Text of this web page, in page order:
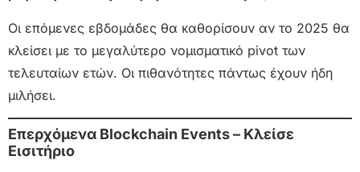
Οι επόμενες εβδομάδες θα καθορίσουν αν το 2025 θα
κλείσει με το μεγαλύτερο νομισματικό pivot των
τελευταίων ετών. Οι πιθανότητες πάντως έχουν ήδη
μιλήσει.
Επερχόμενα Blockchain Events – Κλείσε
Εισιτήριο